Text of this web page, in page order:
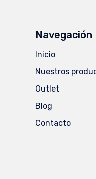
Navegación
Inicio
Nuestros
Outlet
Blog
Contacto